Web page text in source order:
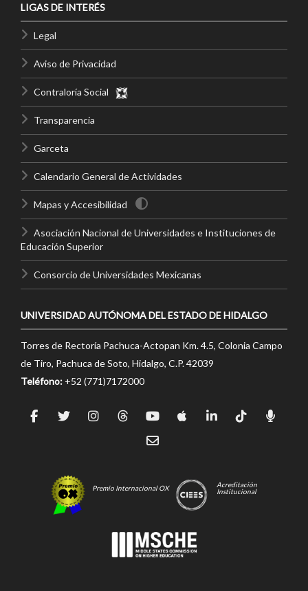
LIGAS DE INTERÉS
Legal
Aviso de Privacidad
Contraloría Social
Transparencia
Garceta
Calendario General de Actividades
Mapas y Accesibilidad
Asociación Nacional de Universidades e Instituciones de
Educación Superior
Consorcio de Universidades Mexicanas
UNIVERSIDAD AUTÓNOMA DEL ESTADO DE HIDALGO
Torres de Rectoría Pachuca-Actopan Km. 4.5, Colonia Campo
de Tiro, Pachuca de Soto, Hidalgo, C.P. 42039
Teléfono: +52 (771)7172000
Premio Internacional OX
Acreditación
Institucional